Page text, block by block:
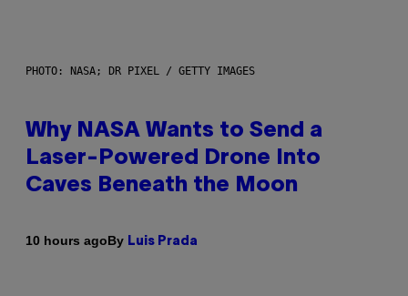
PHOTO: NASA; DR PIXEL / GETTY IMAGES
Why NASA Wants to Send a
Laser-Powered Drone Into
Caves Beneath the Moon
10 hours agoBy Luis Prada